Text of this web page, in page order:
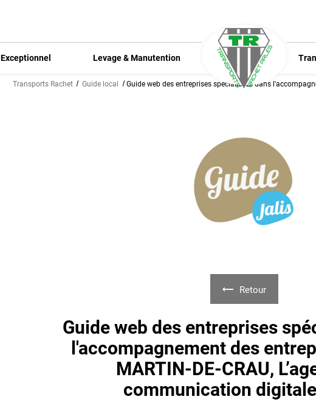
Levage & Manutention
Transports Rachet Guide local Guide web des entreprises spécialisées dans
Retour
Guide web des entreprises
l'accompagnement des
MARTIN-DE-CRAU,
communication